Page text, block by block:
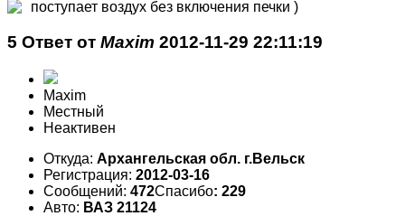
поступает воздух без включения печки )
5 Ответ от Maxim 2012-11-29 22:11:19
Maxim
Местный
Неактивен
Откуда: Архангельская обл. г.Вельск
Регистрация: 2012-03-16
Сообщений: 472Спасибо: 229
Авто: ВАЗ 21124